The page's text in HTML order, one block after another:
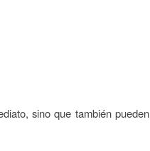
sino que también pueden